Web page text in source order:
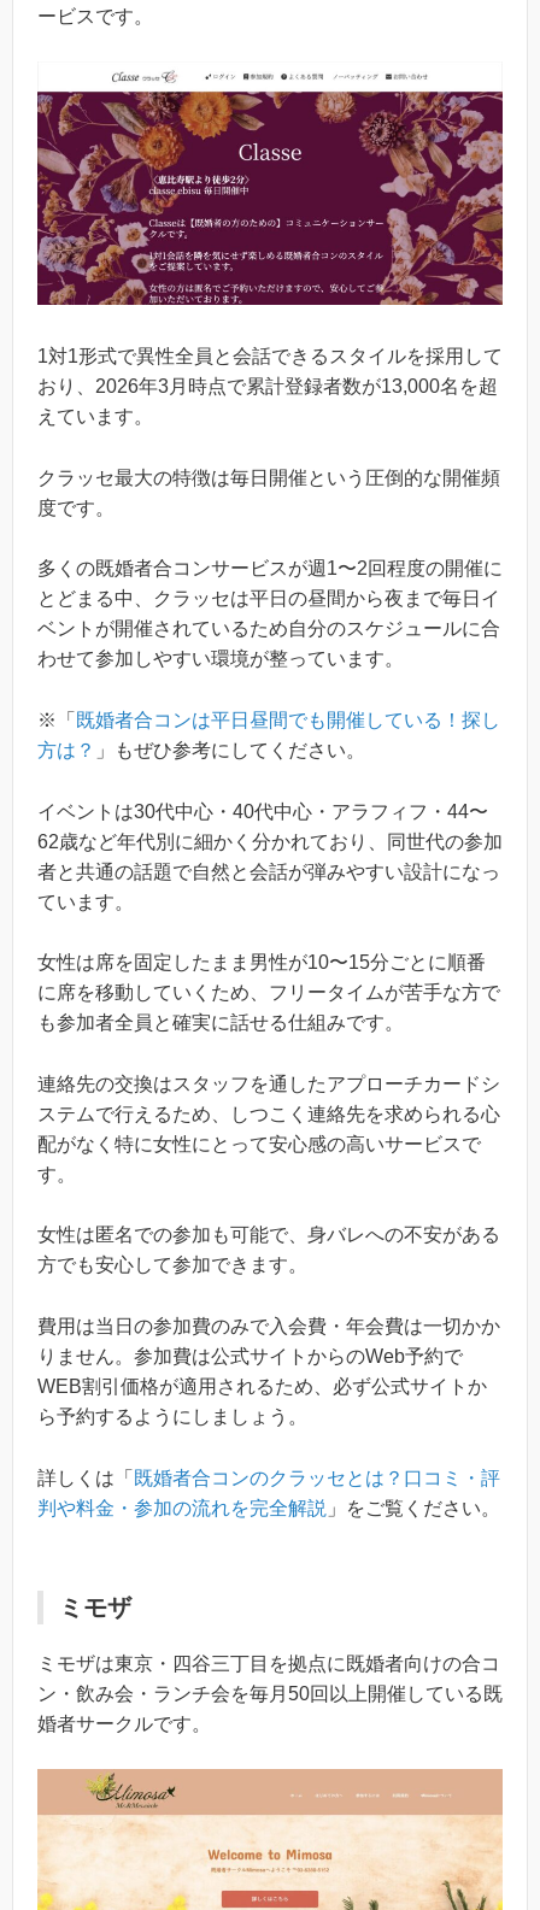
ービスです。
1対1形式で異性全員と会話できるスタイルを採用して
おり、2026年3月時点で累計登録者数が13,000名を超
えています。
クラッセ最大の特徴は毎日開催という圧倒的な開催頻
度です。
多くの既婚者合コンサービスが週1〜2回程度の開催に
とどまる中、クラッセは平日の昼間から夜まで毎日イ
ベントが開催されているため自分のスケジュールに合
わせて参加しやすい環境が整っています。
※「 既婚者合コンは平日昼間でも開催している！探し
方は？ 」もぜひ参考にしてください。
イベントは30代中心・40代中心・アラフィフ・44〜
62歳など年代別に細かく分かれており、同世代の参加
者と共通の話題で自然と会話が弾みやすい設計になっ
ています。
女性は席を固定したまま男性が10〜15分ごとに順番
に席を移動していくため、フリータイムが苦手な方で
も参加者全員と確実に話せる仕組みです。
連絡先の交換はスタッフを通したアプローチカードシ
ステムで行えるため、しつこく連絡先を求められる心
配がなく特に女性にとって安心感の高いサービスで
す。
女性は匿名での参加も可能で、身バレへの不安がある
方でも安心して参加できます。
費用は当日の参加費のみで入会費・年会費は一切かか
りません。参加費は公式サイトからのWeb予約で
WEB割引価格が適用されるため、必ず公式サイトか
ら予約するようにしましょう。
詳しくは「 既婚者合コンのクラッセとは？口コミ・評
判や料金・参加の流れを完全解説 」をご覧ください。
ミモザ
ミモザは東京・四谷三丁目を拠点に既婚者向けの合コ
ン・飲み会・ランチ会を毎月50回以上開催している既
婚者サークルです。